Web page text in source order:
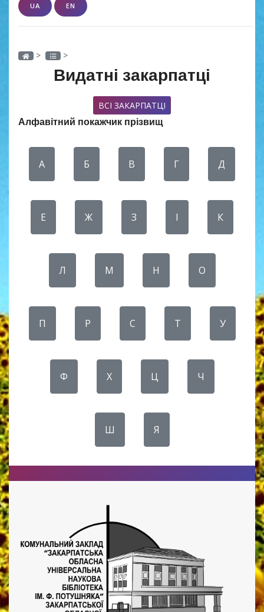
UA EN
> >
Видатні закарпатці
ВСІ ЗАКАРПАТЦІ
Алфавітний покажчик прізвищ
А Б В Г Д
Е Ж З І К
Л М Н О
П Р С Т У
Ф Х Ц Ч
Ш Я